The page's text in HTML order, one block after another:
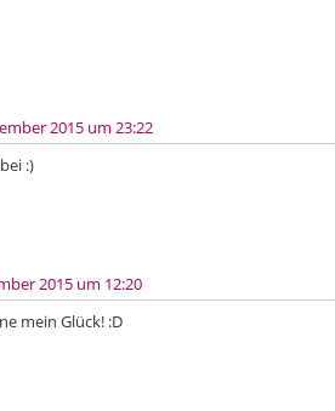
2015 um 23:22
:)
2015 um 12:20
mein Glück! :D